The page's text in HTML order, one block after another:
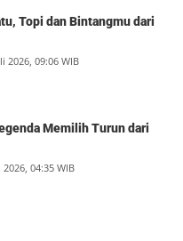
Topi dan Bintangmu dari
2026, 09:06 WIB
Memilih Turun dari
2026, 04:35 WIB
Ancam Pasokan Air